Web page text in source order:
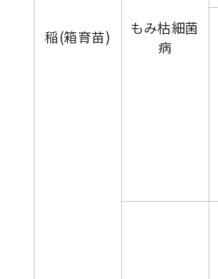
稲(箱育苗)
もみ枯細菌
病